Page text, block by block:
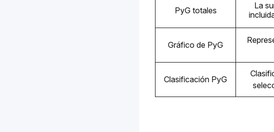
PyG totales
La
Gráfico de PyG
Clasificación PyG